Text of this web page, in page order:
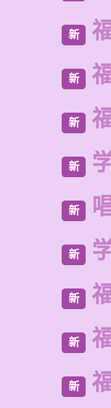
新
新
新
新
新
新
新
新
新